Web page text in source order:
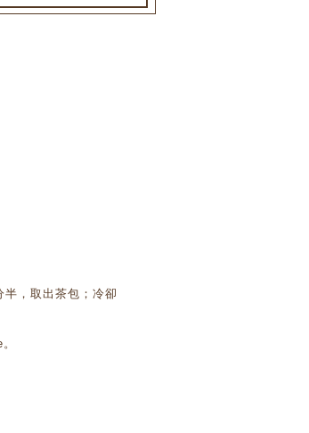
，取出茶包；冷卻